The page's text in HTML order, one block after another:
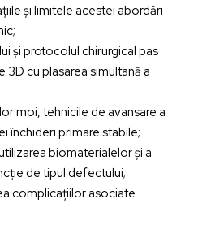
și limitele acestei abordări
și protocolul chirurgical pas
3D cu plasarea simultană a
moi, tehnicile de avansare a
închideri primare stabile;
biomaterialelor și a
de tipul defectului;
complicațiilor asociate